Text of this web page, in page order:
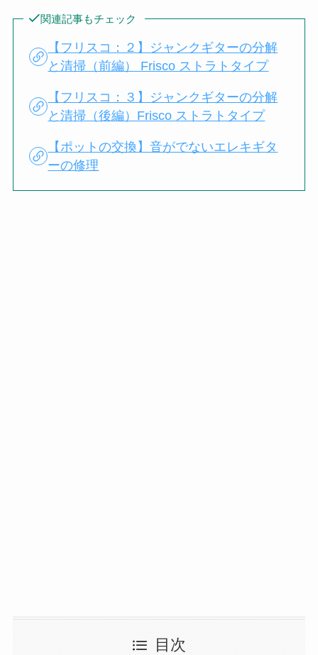
関連記事もチェック
【フリスコ：２】ジャンクギターの分解
と清掃（前編） Frisco ストラトタイプ
【フリスコ：３】ジャンクギターの分解
と清掃（後編）Frisco ストラトタイプ
【ポットの交換】音がでないエレキギタ
ーの修理
目次